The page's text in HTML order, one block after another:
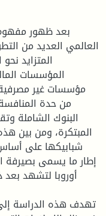
بعد ظهور مفهوم
العالمي العديد من
المتزايد
المؤسسات
مؤسسات غير
من حدة
البنوك الشاملة
المبتكرة، ومن بين
شبابيكها على
إطار ما يسمى بصيرفة
أوروبا لتشهد بعد
تهدف هذه الدراسة إلى